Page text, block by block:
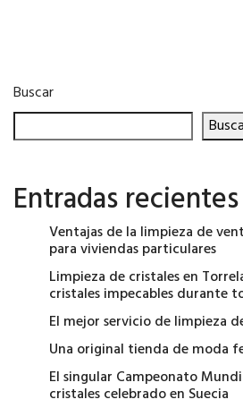
Buscar
Entradas recientes
Ventajas de la limpieza de
para viviendas particulares
Limpieza de cristales en
cristales impecables durante
El mejor servicio de limpieza
Una original tienda de moda
El singular Campeonato
cristales celebrado en Suecia